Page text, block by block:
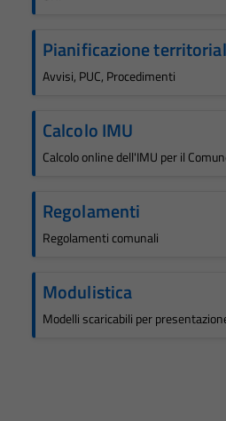
Pianificazione
Avvisi, PUC, Procedimenti
Calcolo IMU
Calcolo online dell'IMU per il
Regolamenti
Regolamenti comunali
Modulistica
Modelli scaricabili per